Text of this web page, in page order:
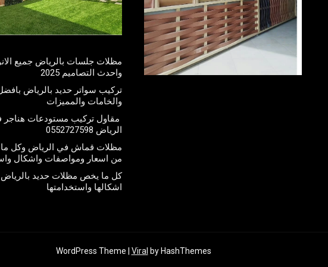
مظلات جلسات بالرياض جميع
واحدث التصاميم 2025
تركيب سواتر حديد بالرياض
والخامات والمميزات
مقاول تركيب مستودعات هناجر
الرياض 0552727598
مظلات قماش في الرياض وكل
من اسعار ومواصفات واشكال
كل ما يخص مظلات حديد بالرياض
اشكالها واستخدامتها
WordPress Theme | Viral by HashThemes